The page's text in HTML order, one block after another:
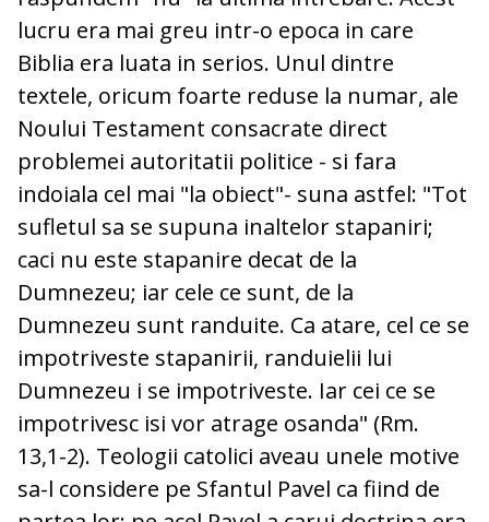
lucru era mai greu intr-o epoca in care
Biblia era luata in serios. Unul dintre
textele, oricum foarte reduse la numar, ale
Noului Testament consacrate direct
problemei autoritatii politice - si fara
indoiala cel mai "la obiect"- suna astfel: "Tot
sufletul sa se supuna inaltelor stapaniri;
caci nu este stapanire decat de la
Dumnezeu; iar cele ce sunt, de la
Dumnezeu sunt randuite. Ca atare, cel ce se
impotriveste stapanirii, randuielii lui
Dumnezeu i se impotriveste. Iar cei ce se
impotrivesc isi vor atrage osanda" (Rm.
13,1-2). Teologii catolici aveau unele motive
sa-l considere pe Sfantul Pavel ca fiind de